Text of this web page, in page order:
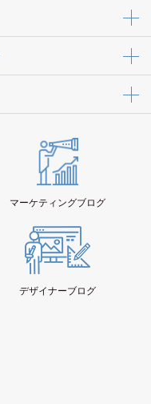
マーケティングブログ
デザイナーブログ